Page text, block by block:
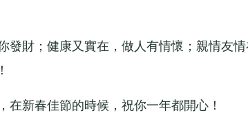
財；健康又實在，做人有情懷；親情友情
新春佳節的時候，祝你一年都開心！